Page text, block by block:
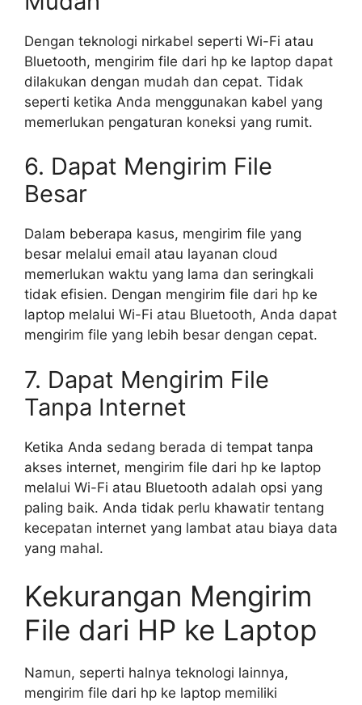
Dengan teknologi nirkabel seperti Wi-Fi atau
Bluetooth, mengirim file dari hp ke laptop dapat
dilakukan dengan mudah dan cepat. Tidak
seperti ketika Anda menggunakan kabel yang
memerlukan pengaturan koneksi yang rumit.
6. Dapat Mengirim File
Besar
Dalam beberapa kasus, mengirim file yang
besar melalui email atau layanan cloud
memerlukan waktu yang lama dan seringkali
tidak efisien. Dengan mengirim file dari hp ke
laptop melalui Wi-Fi atau Bluetooth, Anda dapat
mengirim file yang lebih besar dengan cepat.
7. Dapat Mengirim File
Tanpa Internet
Ketika Anda sedang berada di tempat tanpa
akses internet, mengirim file dari hp ke laptop
melalui Wi-Fi atau Bluetooth adalah opsi yang
paling baik. Anda tidak perlu khawatir tentang
kecepatan internet yang lambat atau biaya data
yang mahal.
Kekurangan Mengirim
File dari HP ke Laptop
Namun, seperti halnya teknologi lainnya,
mengirim file dari hp ke laptop memiliki